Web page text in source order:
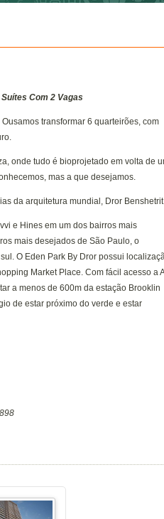
Suítes Com 2 Vagas
transformar 6 quarteirões, com
onde tudo é bioprojetado em volta de
mas a que desejamos.
da arquitetura mundial, Dror
e Hines em um dos bairros mais
mais desejados de São Paulo, o
O Eden Park By Dror possui
Market Place. Com fácil acesso a
a menos de 600m da estação Brooklin
de estar próximo do verde e estar